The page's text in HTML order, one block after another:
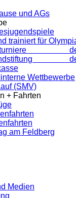
und AGs
trainiert für
Wettbewerbe
(SMV)
+ Fahrten
am Feldberg
Medien